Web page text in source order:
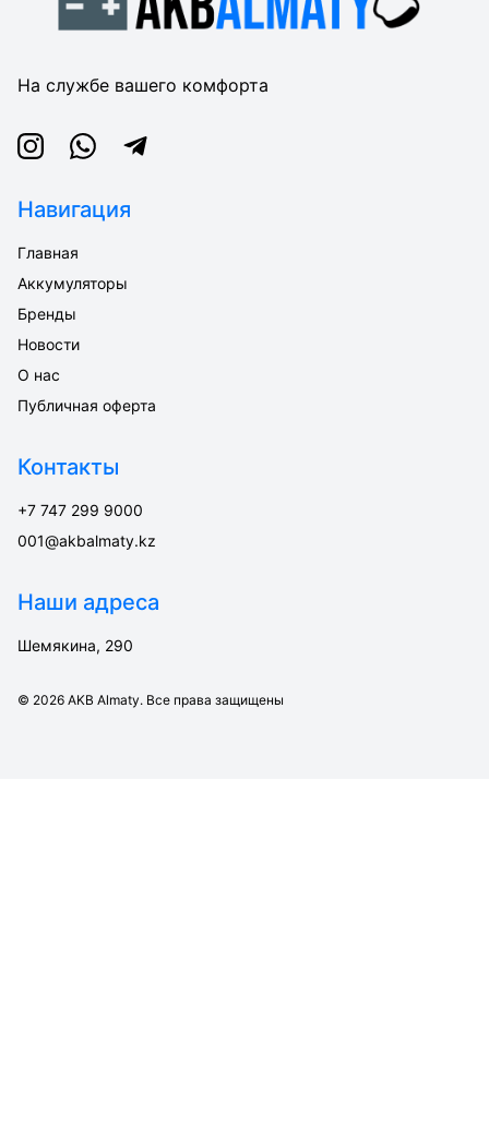
На службе вашего комфорта
InstagramWhatsappTelegram
Навигация
Главная
Аккумуляторы
Бренды
Новости
О нас
Публичная оферта
Контакты
+7 747 299 9000
001@akbalmaty.kz
Наши адреса
Шемякина, 290
© 2026 AKB Almaty. Все права защищены